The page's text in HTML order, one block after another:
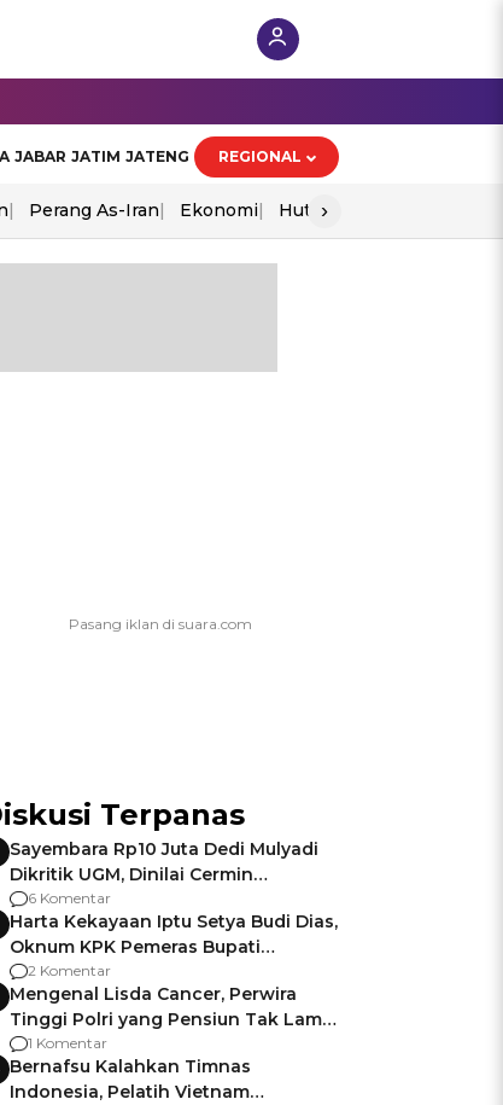
JABAR JATIM JATENG REGIONAL
Perang As-Iran Ekonomi Hut Ri
›
Terpanas
Sayembara Rp10 Juta Dedi Mulyadi
Dikritik UGM, Dinilai Cermin
Gagalnya Negara Jamin Keamanan
6 Komentar
Harta Kekayaan Iptu Setya Budi Dias,
Oknum KPK Pemeras Bupati
Pemalang
2 Komentar
Mengenal Lisda Cancer, Perwira
Tinggi Polri yang Pensiun Tak Lama
Usai Jadi Brigjen
1 Komentar
Bernafsu Kalahkan Timnas
Indonesia, Pelatih Vietnam